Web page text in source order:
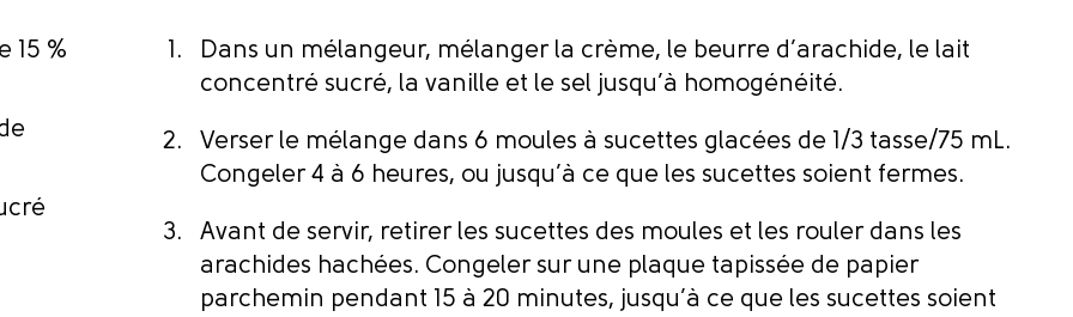
15 %
Dans un mélangeur, mélanger la crème, le beurre d’arachide, le lait
concentré sucré, la vanille et le sel jusqu’à homogénéité.
Verser le mélange dans 6 moules à sucettes glacées de 1/3 tasse/75 mL.
Congeler 4 à 6 heures, ou jusqu’à ce que les sucettes soient fermes.
Avant de servir, retirer les sucettes des moules et les rouler dans les
arachides hachées. Congeler sur une plaque tapissée de papier
parchemin pendant 15 à 20 minutes, jusqu’à ce que les sucettes soient